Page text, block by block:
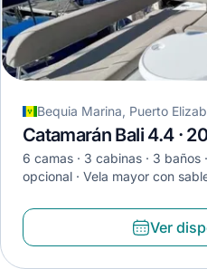
Catamarán Bali 4.4 ·
6 camas 3 cabinas 3 baños
opcional
Vela mayor con
Ver